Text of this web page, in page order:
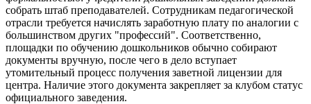
собрать штаб преподавателей. Сотрудникам педагогической
отрасли требуется начислять заработную плату по аналогии с
большинством других "профессий". Соответственно,
площадки по обучению дошкольников обычно собирают
документы вручную, после чего в дело вступает
утомительный процесс получения заветной лицензии для
центра. Наличие этого документа закрепляет за клубом статус
официального заведения.